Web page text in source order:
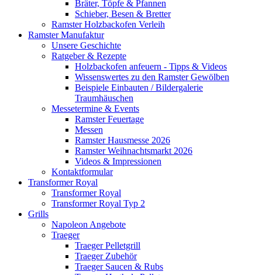
Bräter, Töpfe & Pfannen
Schieber, Besen & Bretter
Ramster Holzbackofen Verleih
Ramster Manufaktur
Unsere Geschichte
Ratgeber & Rezepte
Holzbackofen anfeuern - Tipps & Videos
Wissenswertes zu den Ramster Gewölben
Beispiele Einbauten / Bildergalerie
Traumhäuschen
Messetermine & Events
Ramster Feuertage
Messen
Ramster Hausmesse 2026
Ramster Weihnachtsmarkt 2026
Videos & Impressionen
Kontaktformular
Transformer Royal
Transformer Royal
Transformer Royal Typ 2
Grills
Napoleon Angebote
Traeger
Traeger Pelletgrill
Traeger Zubehör
Traeger Saucen & Rubs